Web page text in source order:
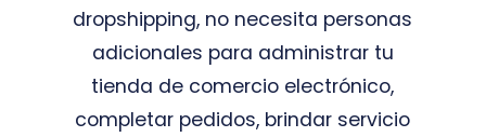
dropshipping, no necesita personas
adicionales para administrar tu
tienda de comercio electrónico,
completar pedidos, brindar servicio